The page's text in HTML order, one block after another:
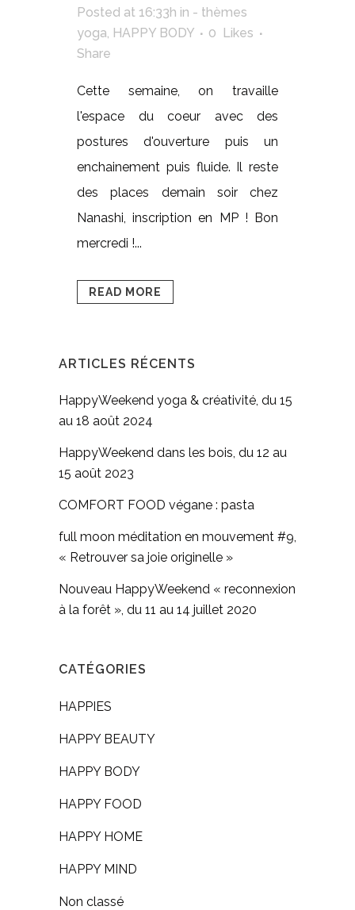
Posted at 16:33h in - thèmes
yoga, HAPPY BODY 0 Likes
Share
Cette semaine, on travaille
l'espace du coeur avec des
postures d'ouverture puis un
enchainement puis fluide. Il reste
des places demain soir chez
Nanashi, inscription en MP ! Bon
mercredi !...
READ MORE
ARTICLES RÉCENTS
HappyWeekend yoga & créativité, du 15
au 18 août 2024
HappyWeekend dans les bois, du 12 au
15 août 2023
COMFORT FOOD végane : pasta
full moon méditation en mouvement #9,
« Retrouver sa joie originelle »
Nouveau HappyWeekend « reconnexion
à la forêt », du 11 au 14 juillet 2020
CATÉGORIES
HAPPIES
HAPPY BEAUTY
HAPPY BODY
HAPPY FOOD
HAPPY HOME
HAPPY MIND
Non classé